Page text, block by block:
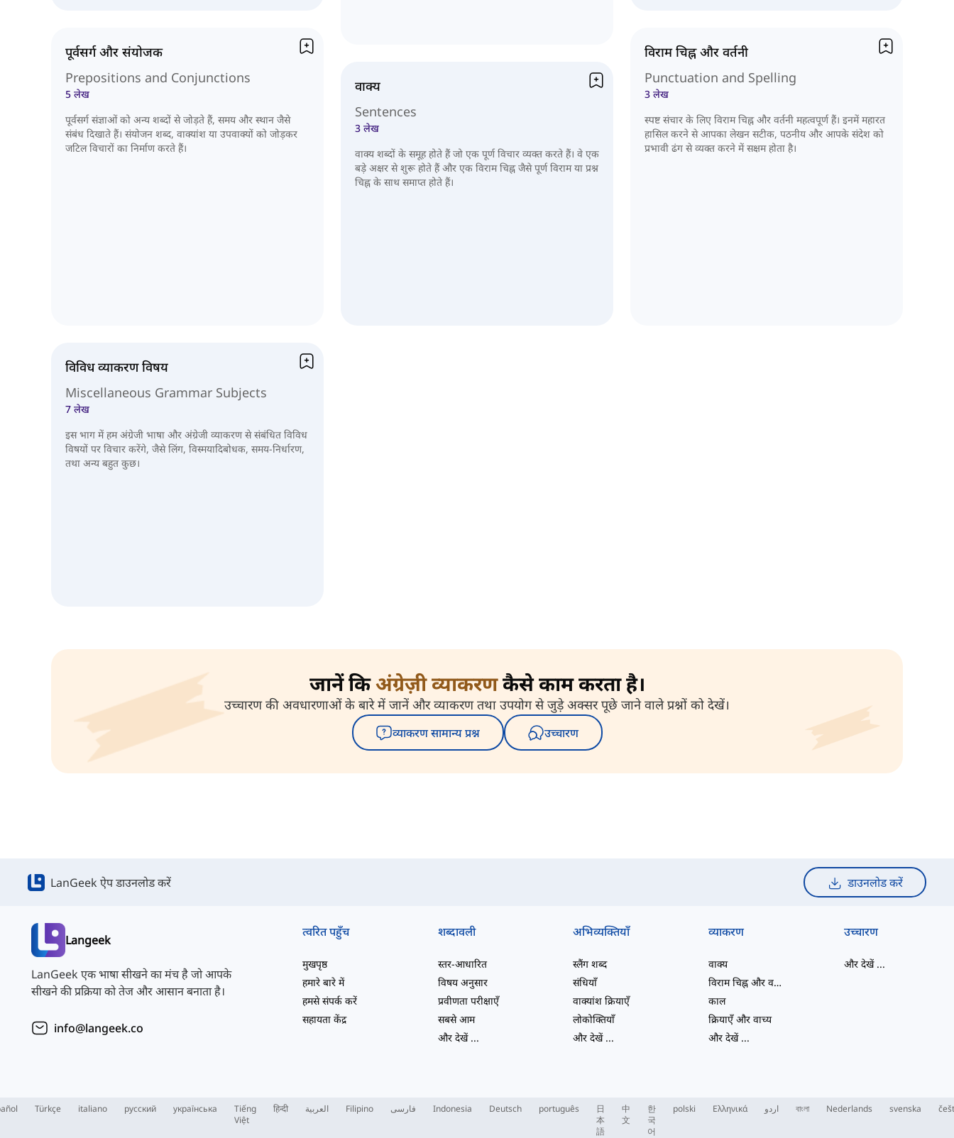
पूर्वसर्ग और संयोजक
Prepositions and Conjunctions
5 लेख
पूर्वसर्ग संज्ञाओं को अन्य शब्दों से जोड़ते हैं, समय और स्थान जैसे
संबंध दिखाते हैं। संयोजन शब्द, वाक्यांश या उपवाक्यों को जोड़कर
जटिल विचारों का निर्माण करते हैं।
वाक्य
Sentences
3 लेख
वाक्य शब्दों के समूह होते हैं जो एक पूर्ण विचार व्यक्त करते हैं। वे एक
बड़े अक्षर से शुरू होते हैं और एक विराम चिह्न जैसे पूर्ण विराम या प्रश्न
चिह्न के साथ समाप्त होते हैं।
विराम चिह्न और वर्तनी
Punctuation and Spelling
3 लेख
स्पष्ट संचार के लिए विराम चिह्न और वर्तनी महत्वपूर्ण हैं। इनमें महारत
हासिल करने से आपका लेखन सटीक, पठनीय और आपके संदेश को
प्रभावी ढंग से व्यक्त करने में सक्षम होता है।
विविध व्याकरण विषय
Miscellaneous Grammar Subjects
7 लेख
इस भाग में हम अंग्रेजी भाषा और अंग्रेजी व्याकरण से संबंधित विविध
विषयों पर विचार करेंगे, जैसे लिंग, विस्मयादिबोधक, समय-निर्धारण,
तथा अन्य बहुत कुछ।
जानें किअंग्रेज़ी व्याकरणकैसे काम करता है।
उच्चारण की अवधारणाओं के बारे में जानें और व्याकरण तथा उपयोग से जुड़े अक्सर पूछे जाने वाले प्रश्नों को देखें।
व्याकरण सामान्य प्रश्न उच्चारण
LanGeek ऐप डाउनलोड करें डाउनलोड करें
Langeek
LanGeek एक भाषा सीखने का मंच है जो आपके
सीखने की प्रक्रिया को तेज और आसान बनाता है।
info@langeek.co
त्वरित पहुँच
मुखपृष्ठ
हमारे बारे में
हमसे संपर्क करें
सहायता केंद्र
शब्दावली
स्तर-आधारित
विषय अनुसार
प्रवीणता परीक्षाएँ
सबसे आम
और देखें...
अभिव्यक्तियाँ
स्लैंग शब्द
संधियाँ
वाक्यांश क्रियाएँ
लोकोक्तियाँ
और देखें...
व्याकरण
वाक्य
विराम चिह्न और वर्तनी
काल
क्रियाएँ और वाच्य
और देखें...
उच्चारण
और देखें...
Türkçe italiano русский українська
Tiếng
Việt
हिन्दी العربية Filipino فارسی Indonesia Deutsch português
日
本
語
中
文
한
국
어
polski Ελληνικά اردو বাংলা Nederlands svenska